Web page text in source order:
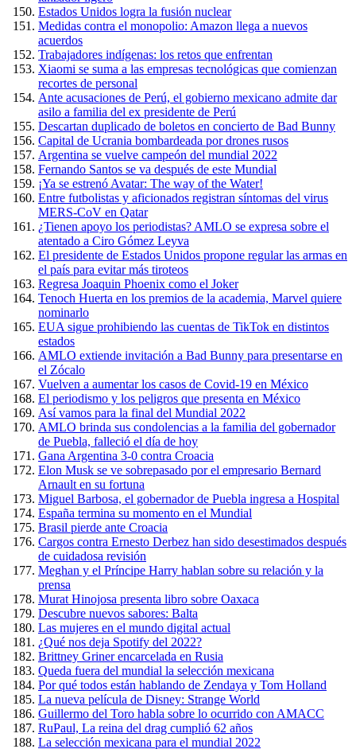
Estados Unidos logra la fusión nuclear
Medidas contra el monopolio: Amazon llega a nuevos
acuerdos
Trabajadores indígenas: los retos que enfrentan
Xiaomi se suma a las empresas tecnológicas que comienzan
recortes de personal
Ante acusaciones de Perú, el gobierno mexicano admite dar
asilo a familia del ex presidente de Perú
Descartan duplicado de boletos en concierto de Bad Bunny
Capital de Ucrania bombardeada por drones rusos
Argentina se vuelve campeón del mundial 2022
Fernando Santos se va después de este Mundial
¡Ya se estrenó Avatar: The way of the Water!
Entre futbolistas y aficionados registran síntomas del virus
MERS-CoV en Qatar
¿Tienen apoyo los periodistas? AMLO se expresa sobre el
atentado a Ciro Gómez Leyva
El presidente de Estados Unidos propone regular las armas en
el país para evitar más tiroteos
Regresa Joaquin Phoenix como el Joker
Tenoch Huerta en los premios de la academia, Marvel quiere
nominarlo
EUA sigue prohibiendo las cuentas de TikTok en distintos
estados
AMLO extiende invitación a Bad Bunny para presentarse en
el Zócalo
Vuelven a aumentar los casos de Covid-19 en México
El periodismo y los peligros que presenta en México
Así vamos para la final del Mundial 2022
AMLO brinda sus condolencias a la familia del gobernador
de Puebla, falleció el día de hoy
Gana Argentina 3-0 contra Croacia
Elon Musk se ve sobrepasado por el empresario Bernard
Arnault en su fortuna
Miguel Barbosa, el gobernador de Puebla ingresa a Hospital
España termina su momento en el Mundial
Brasil pierde ante Croacia
Cargos contra Ernesto Derbez han sido desestimados después
de cuidadosa revisión
Meghan y el Príncipe Harry hablan sobre su relación y la
prensa
Murat Hinojosa presenta libro sobre Oaxaca
Descubre nuevos sabores: Balta
Las mujeres en el mundo digital actual
¿Qué nos deja Spotify del 2022?
Brittney Griner encarcelada en Rusia
Queda fuera del mundial la selección mexicana
Por qué todos están hablando de Zendaya y Tom Holland
La nueva película de Disney: Strange World
Guillermo del Toro habla sobre lo ocurrido con AMACC
RuPaul, La reina del drag cumplió 62 años
La selección mexicana para el mundial 2022